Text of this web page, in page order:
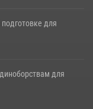
для
для